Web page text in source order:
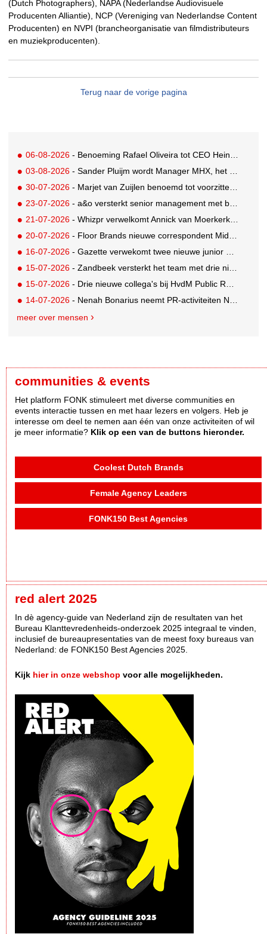
(Dutch Photographers), NAPA (Nederlandse Audiovisuele
Producenten Alliantie), NCP (Vereniging van Nederlandse Content
Producenten) en NVPI (brancheorganisatie van filmdistributeurs
en muziekproducenten).
Terug naar de vorige pagina
06-08-2026 - Benoeming Rafael Oliveira tot CEO Heineken nu defintief
03-08-2026 - Sander Pluijm wordt Manager MHX, het branded content label van Mediahuis
30-07-2026 - Marjet van Zuijlen benoemd tot voorzitter Raad van Toezicht Eye Filmmuseum
23-07-2026 - a&o versterkt senior management met benoeming Markus Harder tot CFO
21-07-2026 - Whizpr verwelkomt Annick van Moerkerk als Junior PR-Consultant
20-07-2026 - Floor Brands nieuwe correspondent Midden-Oosten voor RTL Nieuws
16-07-2026 - Gazette verwekomt twee nieuwe junior pr-adviseurs
15-07-2026 - Zandbeek versterkt het team met drie nieuwe specialisten
15-07-2026 - Drie nieuwe collega's bij HvdM Public Relations
14-07-2026 - Nenah Bonarius neemt PR-activiteiten NIO & firefly over van Mark Heiligers
meer over mensen
communities & events
Het platform FONK stimuleert met diverse communities en
events interactie tussen en met haar lezers en volgers. Heb je
interesse om deel te nemen aan één van onze activiteiten of wil
je meer informatie? Klik op een van de buttons hieronder.
Coolest Dutch Brands
Female Agency Leaders
FONK150 Best Agencies
red alert 2025
In dè agency-guide van Nederland zijn de resultaten van het
Bureau Klanttevredenheids-onderzoek 2025 integraal te vinden,
inclusief de bureaupresentaties van de meest foxy bureaus van
Nederland: de FONK150 Best Agencies 2025.
Kijk hier in onze webshop voor alle mogelijkheden.